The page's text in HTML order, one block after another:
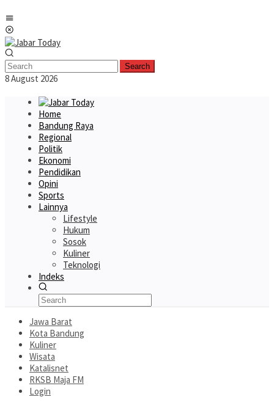
to
content
Search
8 August 2026
Home
Bandung Raya
Regional
Politik
Ekonomi
Pendidikan
Opini
Sports
Lainnya
Lifestyle
Hukum
Sosok
Kuliner
Teknologi
Indeks
Jawa Barat
Kota Bandung
Kuliner
Wisata
Katalisnet
RKSB Maja FM
Login